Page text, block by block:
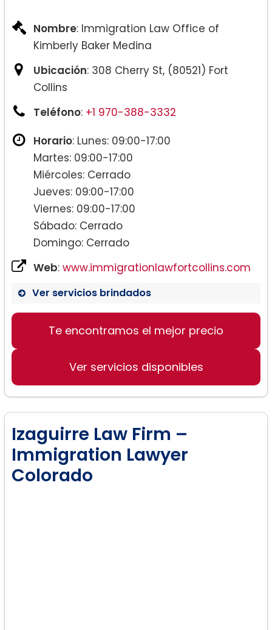
Nombre: Immigration Law Office of
Kimberly Baker Medina
Ubicación: 308 Cherry St, (80521) Fort
Collins
Teléfono: +1 970-388-3332
Horario: Lunes: 09:00-17:00
Martes: 09:00-17:00
Miércoles: Cerrado
Jueves: 09:00-17:00
Viernes: 09:00-17:00
Sábado: Cerrado
Domingo: Cerrado
Web: www.immigrationlawfortcollins.com
Ver servicios brindados
Te encontramos el mejor precio
Ver servicios disponibles
Izaguirre Law Firm –
Immigration Lawyer
Colorado